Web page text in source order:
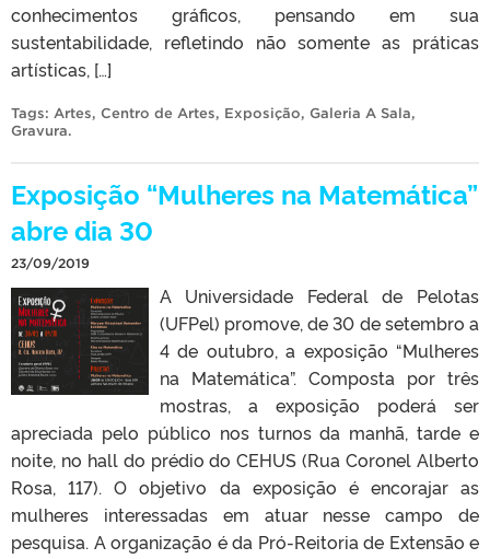
conhecimentos gráficos, pensando em sua
sustentabilidade, refletindo não somente as práticas
artísticas, […]
Tags: Artes, Centro de Artes, Exposição, Galeria A Sala,
Gravura.
Exposição “Mulheres na Matemática”
abre dia 30
23/09/2019
A Universidade Federal de Pelotas
(UFPel) promove, de 30 de setembro a
4 de outubro, a exposição “Mulheres
na Matemática”. Composta por três
mostras, a exposição poderá ser
apreciada pelo público nos turnos da manhã, tarde e
noite, no hall do prédio do CEHUS (Rua Coronel Alberto
Rosa, 117). O objetivo da exposição é encorajar as
mulheres interessadas em atuar nesse campo de
pesquisa. A organização é da Pró-Reitoria de Extensão e